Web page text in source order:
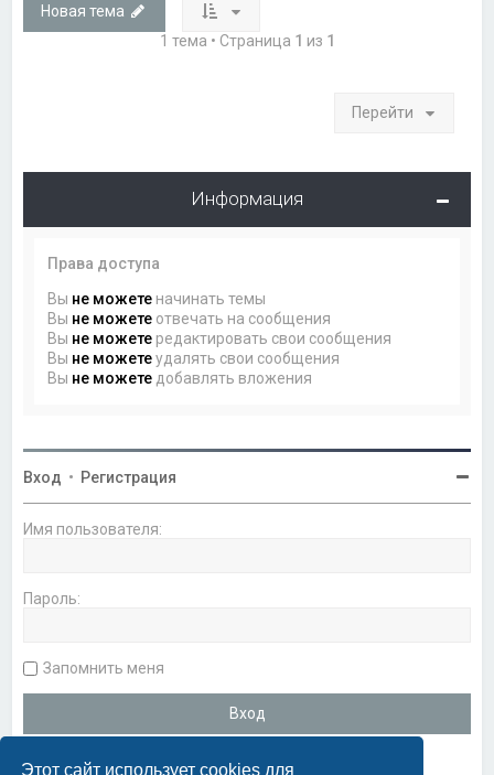
Этот сайт использует cookies для
Новая тема
1 тема • Страница 1 из 1
Перейти
Информация
Права доступа
Вы не можете начинать темы
Вы не можете отвечать на сообщения
Вы не можете редактировать свои сообщения
Вы не можетеудалять свои сообщения
Вы не можете добавлять вложения
Вход • Регистрация
Имя пользователя:
Пароль:
Запомнить меня